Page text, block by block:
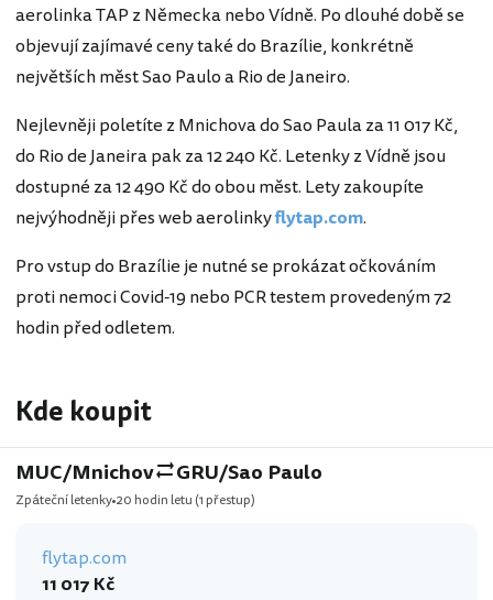
aerolinka TAP z Německa nebo Vídně. Po dlouhé době se
objevují zajímavé ceny také do Brazílie, konkrétně
největších měst Sao Paulo a Rio de Janeiro.
Nejlevněji poletíte z Mnichova do Sao Paula za 11 017 Kč,
do Rio de Janeira pak za 12 240 Kč. Letenky z Vídně jsou
dostupné za 12 490 Kč do obou měst. Lety zakoupíte
nejvýhodněji přes web aerolinkyflytap.com.
Pro vstup do Brazílie je nutné se prokázat očkováním
proti nemoci Covid-19 nebo PCR testem provedeným 72
hodin před odletem.
Kde koupit
MUC/Mnichov GRU/Sao Paulo
Zpáteční letenky 20 hodin letu (1 přestup)
flytap.com
11 017 Kč